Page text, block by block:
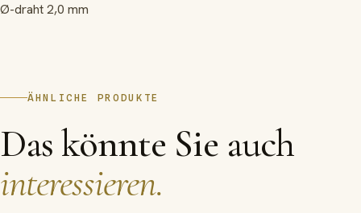
Ø-draht 2,0 mm
ÄHNLICHE PRODUKTE
Das könnte Sie auch
interessieren.